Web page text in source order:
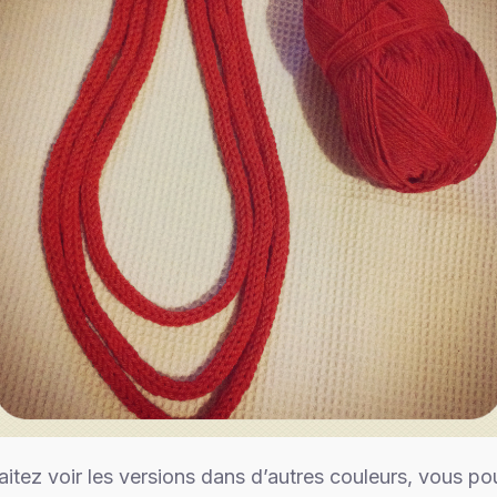
voir les versions dans d’autres couleurs, vous